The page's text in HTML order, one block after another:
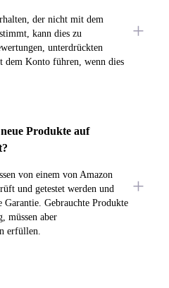
der nicht mit dem
kann dies zu
unterdrückten
dem Konto führen, wenn dies
Produkte auf
von einem von Amazon
und getestet werden und
Garantie. Gebrauchte Produkte
müssen aber
erfüllen.